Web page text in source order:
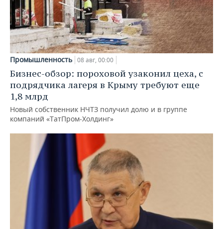
Промышленность 08 авг, 00:00
Бизнес-обзор: пороховой узаконил цеха, с
подрядчика лагеря в Крыму требуют еще
1,8 млрд
Новый собственник НЧТЗ получил долю и в группе
компаний «ТатПром-Холдинг»